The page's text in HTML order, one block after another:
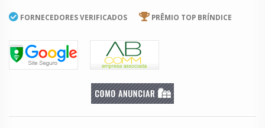
FORNECEDORES VERIFICADOS PRÊMIO TOP BRÍNDICE